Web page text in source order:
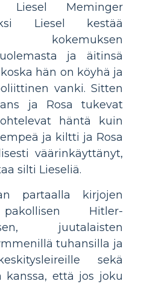
Meminger
Liesel kestää
kokemuksen
ja äitinsä
hän on köyhä ja
vanki. Sitten
ja Rosa tukevat
häntä kuin
ja kiltti ja Rosa
väärinkäyttänyt,
silti Lieseliä.
partaalla kirjojen
Hitler-
juutalaisten
tuhansilla ja
sekä
kanssa, että jos joku